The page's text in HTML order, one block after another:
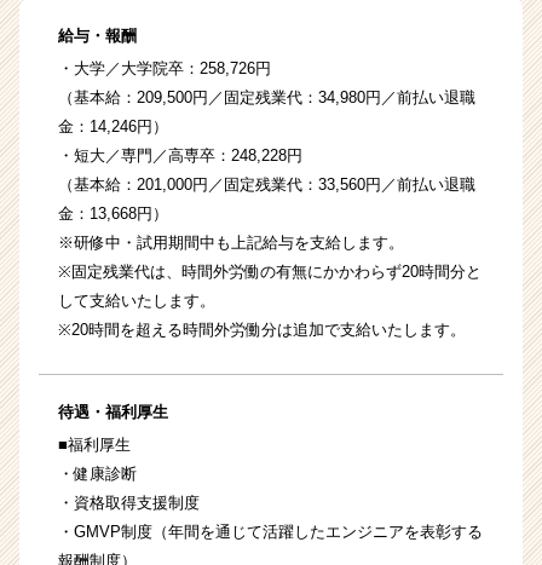
給与・報酬
・大学／大学院卒：258,726円
（基本給：209,500円／固定残業代：34,980円／前払い退職
金：14,246円）
・短大／専門／高専卒：248,228円
（基本給：201,000円／固定残業代：33,560円／前払い退職
金：13,668円）
※研修中・試用期間中も上記給与を支給します。
※固定残業代は、時間外労働の有無にかかわらず20時間分と
して支給いたします。
※20時間を超える時間外労働分は追加で支給いたします。
待遇・福利厚生
■福利厚生
・健康診断
・資格取得支援制度
・GMVP制度（年間を通じて活躍したエンジニアを表彰する
報酬制度）